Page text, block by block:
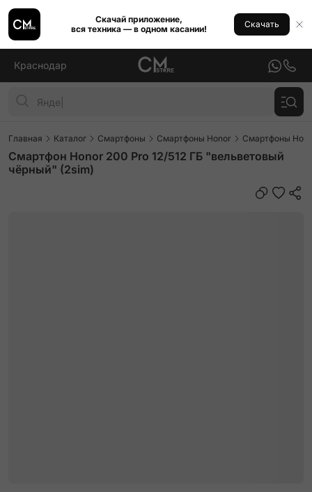
Скачай приложение,
вся техника — в одном касании!
Скачать
Краснодар
Главная Каталог Смартфоны Смартфоны Honor Смартфоны
Смартфон Honor 200 Pro 12/512 ГБ "вельветовый
чёрный" (2sim)